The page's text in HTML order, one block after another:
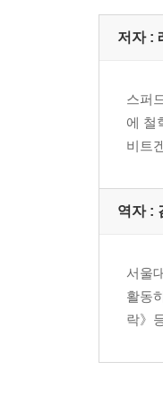
9. 상자 속
:《철학적
11. 과학
:《철학적
저자 :
스퍼
에 철
비트
역자 :
서울
활동
락》